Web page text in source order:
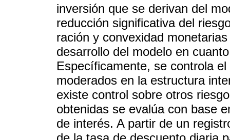
inversión que se derivan del
reducción significativa del
ración y convexidad
desarrollo del modelo en
Específicamente, se controla
moderados en la estructura
existe control sobre otros
obtenidas se evalúa con base
de interés. A partir de un